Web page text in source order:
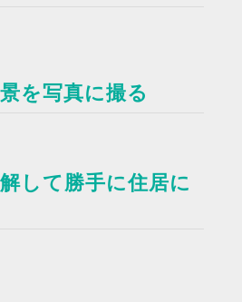
を写真に撮る
して勝手に住居に